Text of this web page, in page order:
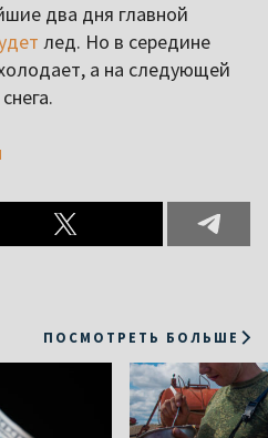
два дня главной
лед. Но в середине
а на следующей
ПОСМОТРЕТЬ БОЛЬШЕ